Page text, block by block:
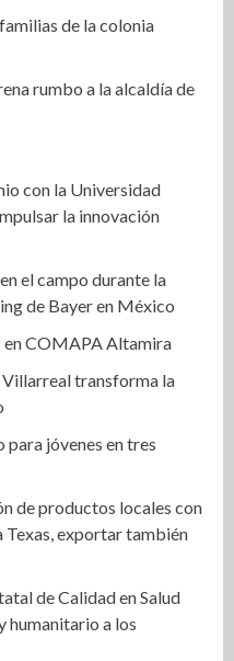
de la colonia
rumbo a la alcaldía de
con la Universidad
la innovación
el campo durante la
de Bayer en México
en COMAPA Altamira
transforma la
para jóvenes en tres
de productos locales con
Texas, exportar también
de Calidad en Salud
humanitario a los